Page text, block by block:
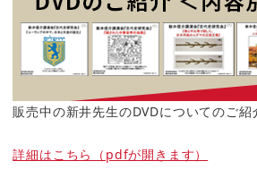
販売中の新井先生のDVDについてのご紹
詳細はこちら（pdfが開きます）